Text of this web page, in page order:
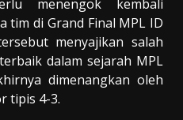
menengok kembali
tim di Grand Final MPL ID
menyajikan salah
dalam sejarah MPL
dimenangkan oleh
tipis 4-3.